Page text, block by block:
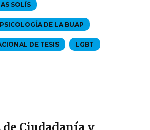
SOLÍS
DE LA BUAP
DE TESIS LGBT